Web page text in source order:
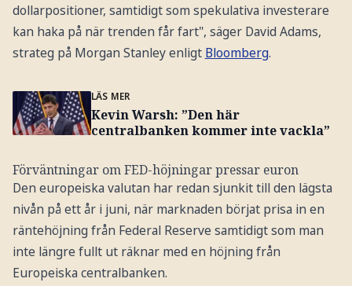
dollarpositioner, samtidigt som spekulativa investerare
kan haka på när trenden får fart", säger David Adams,
strateg på Morgan Stanley enligt Bloomberg.
LÄS MER
Kevin Warsh: ”Den här
centralbanken kommer inte vackla”
Förväntningar om FED-höjningar pressar euron
Den europeiska valutan har redan sjunkit till den lägsta
nivån på ett år i juni, när marknaden börjat prisa in en
räntehöjning från Federal Reserve samtidigt som man
inte längre fullt ut räknar med en höjning från
Europeiska centralbanken.